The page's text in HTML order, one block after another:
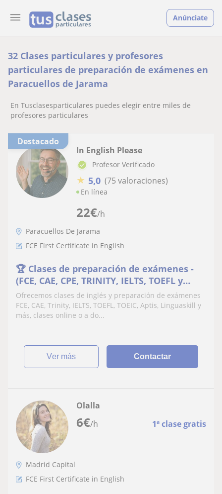
Anúnciate
32 Clases particulares y profesores
particulares de preparación de exámenes en
Paracuellos de Jarama
En Tusclasesparticulares puedes elegir entre miles de
profesores particulares
Destacado
22€/h
In English Please
Profesor Verificado
★ 5,0 (75 valoraciones)
En línea
Paracuellos De Jarama
FCE First Certificate in English
🏆 Clases de preparación de exámenes -
(FCE, CAE, CPE, TRINITY, IELTS, TOEFL y
más, a domicilio u online
Ofrecemos clases de inglés y preparación de exámenes
FCE, CAE, Trinity, IELTS, TOEFL, TOEIC, Aptis, Linguaskill y
más, clases online o a do...
ver más Contactar
6€/h 1ª clase gratis
Olalla
Madrid Capital
FCE First Certificate in English